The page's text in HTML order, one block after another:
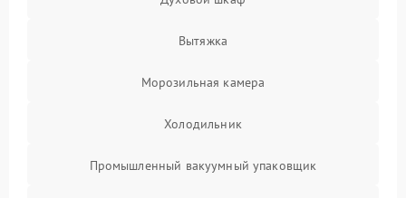
Вытяжка
Морозильная камера
Холодильник
Промышленный вакуумный упаковщик